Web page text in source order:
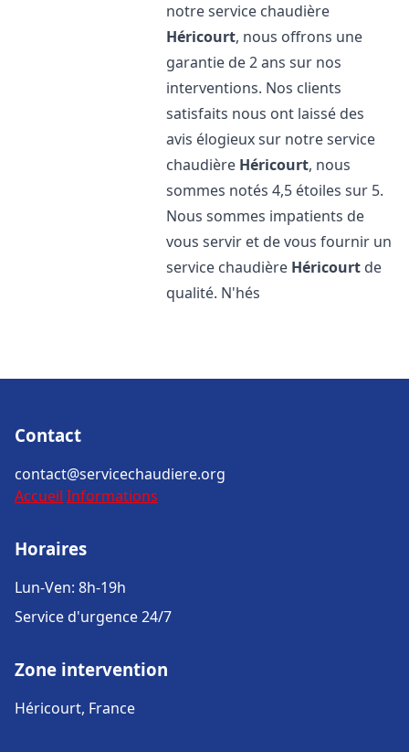
notre service chaudière
Héricourt, nous offrons une
garantie de 2 ans sur nos
interventions. Nos clients
satisfaits nous ont laissé des
avis élogieux sur notre service
chaudière Héricourt, nous
sommes notés 4,5 étoiles sur 5.
Nous sommes impatients de
vous servir et de vous fournir un
service chaudière Héricourt de
qualité. N'hés
Contact
contact@servicechaudiere.org
Accueil Informations
Horaires
Lun-Ven: 8h-19h
Service d'urgence 24/7
Zone intervention
Héricourt, France